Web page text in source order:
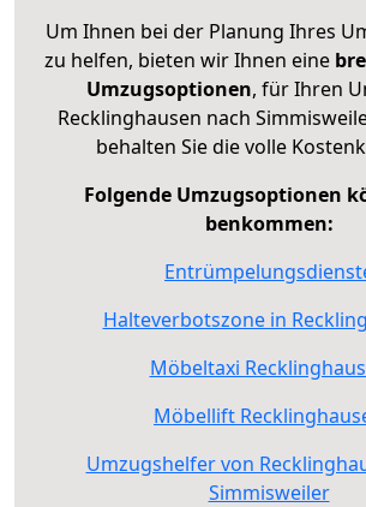
Um Ihnen bei der Planung Ihres
zu helfen, bieten wir Ihnen eine
Umzugsoptionen, für Ihren
Recklinghausen nach
behalten Sie die volle
Folgende Umzugsoptionen
benkommen:
Halteverbotszone in
Möbeltaxi
Möbellift
Umzugshelfer von
Simmisweiler